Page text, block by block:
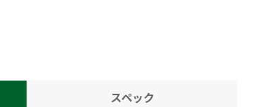
スペック